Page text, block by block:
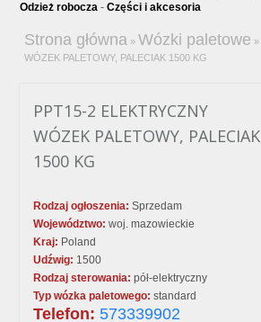
Odzież robocza -Części i akcesoria
Strona główna » Wózki paletowe »
WÓZEK PALETOWY, PALECIAK 1500 KG
PPT15-2 ELEKTRYCZNY
WÓZEK PALETOWY, PALECIAK
1500 KG
Rodzaj ogłoszenia: Sprzedam
Województwo: woj. mazowieckie
Kraj: Poland
Udźwig: 1500
Rodzaj sterowania: pół-elektryczny
Typ wózka paletowego: standard
Telefon: 573339902